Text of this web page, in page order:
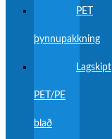
PET
þynnupakkning
Lagskipt
PET/PE
blað